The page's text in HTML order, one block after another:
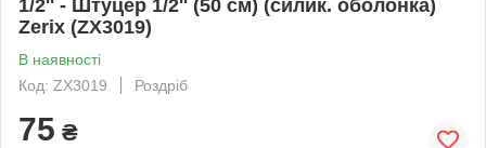
1/2'' - Штуцер 1/2'' (50 см) (силик. оболонка)
Zerix (ZX3019)
В наявності
Код: ZX3019
Роздріб
75 ₴